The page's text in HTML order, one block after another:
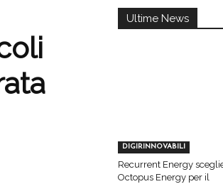
Ultime News
DIGIRINNOVABILI
Recurrent Energy
Octopus Energy per il